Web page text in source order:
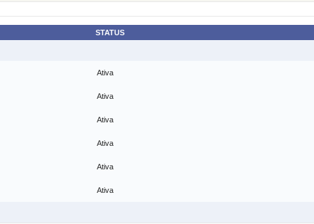
STATUS
Ativa
Ativa
Ativa
Ativa
Ativa
Ativa